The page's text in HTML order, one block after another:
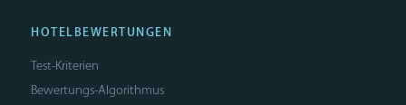
HOTELBEWERTUNGEN
Test-Kriterien
Bewertungs-Algorithmus